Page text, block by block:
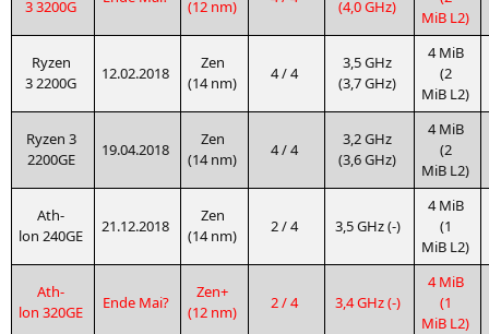
33200G (12 nm) (4,0 GHz)
MiB L2)
Ryzen
3 2200G 12.02.2018
Zen
(14 nm)
4 / 4
3,5 GHz
(3,7 GHz)
4 MiB
(2
MiB L2)
Ryzen 3
2200GE
19.04.2018
Zen
(14 nm)
4 / 4
3,2 GHz
(3,6 GHz)
4 MiB
(2
MiB L2)
Ath­
lon 240GE 21.12.2018
Zen
(14 nm)
2 / 4 3,5 GHz (-)
4 MiB
(1
MiB L2)
Ath­
lon 320GE Ende Mai?
Zen+
(12 nm)
2 / 4 3,4 GHz (-)
4 MiB
(1
MiB L2)